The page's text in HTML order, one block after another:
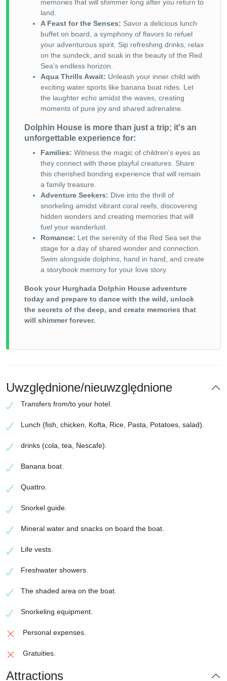
memories that will shimmer long after you return to
land.
A Feast for the Senses: Savor a delicious lunch
buffet on board, a symphony of flavors to refuel
your adventurous spirit. Sip refreshing drinks, relax
on the sundeck, and soak in the beauty of the Red
Sea's endless horizon.
Aqua Thrills Await: Unleash your inner child with
exciting water sports like banana boat rides. Let
the laughter echo amidst the waves, creating
moments of pure joy and shared adrenaline.
Dolphin House is more than just a trip; it's an
unforgettable experience for:
Families: Witness the magic of children's eyes as
they connect with these playful creatures. Share
this cherished bonding experience that will remain
a family treasure.
Adventure Seekers: Dive into the thrill of
snorkeling amidst vibrant coral reefs, discovering
hidden wonders and creating memories that will
fuel your wanderlust.
Romance: Let the serenity of the Red Sea set the
stage for a day of shared wonder and connection.
Swim alongside dolphins, hand in hand, and create
a storybook memory for your love story.
Book your Hurghada Dolphin House adventure
today and prepare to dance with the wild, unlock
the secrets of the deep, and create memories that
will shimmer forever.
Uwzględnione/nieuwzględnione
Transfers from/to your hotel.
Lunch (fish, chicken, Kofta, Rice, Pasta, Potatoes, salad).
drinks (cola, tea, Nescafe).
Banana boat.
Quattro.
Snorkel guide.
Mineral water and snacks on board the boat.
Life vests.
Freshwater showers.
The shaded area on the boat.
Snorkeling equipment.
Personal expenses.
Gratuities.
Attractions